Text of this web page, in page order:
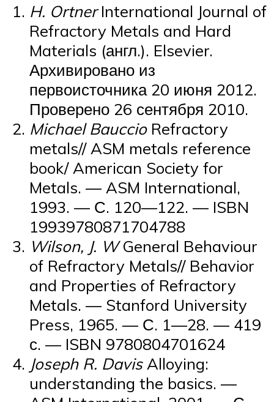
H. OrtnerInternational Journal of
Refractory Metals and Hard
Materials (англ.). Elsevier.
Архивировано из
первоисточника 20 июня 2012.
Проверено 26 сентября 2010.
Michael BauccioRefractory
metals// ASM metals reference
book/ American Society for
Metals. — ASM International,
1993. — С. 120—122. — ISBN
19939780871704788
Wilson, J. WGeneral Behaviour
of Refractory Metals// Behavior
and Properties of Refractory
Metals. — Stanford University
Press, 1965. — С. 1—28. — 419
с. — ISBN 9780804701624
Joseph R. DavisAlloying:
understanding the basics. —